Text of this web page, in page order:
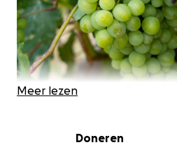
Meer lezen
Doneren